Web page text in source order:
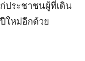
ประชาชนผู้ที่เดิน
ใหม่อีกด้วย